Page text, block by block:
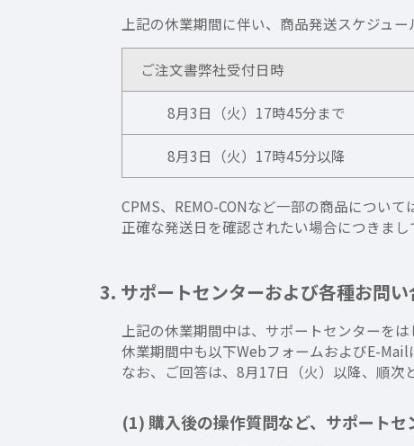
上記の休業期間に伴い、商品発送スケジュー
ご注文書弊社受付日時
8月3日（火）17時45分まで
8月3日（火）17時45分以降
CPMS、REMO-CONなど一部の商品につい
正確な発送日を確認されたい場合につきま
3. サポートセンターおよび各種お問
上記の休業期間中は、サポートセンターを
休業期間中も以下WebフォームおよびE-
なお、ご回答は、8月17日（火）以降、順
(1) 購入後の操作質問など、サポート